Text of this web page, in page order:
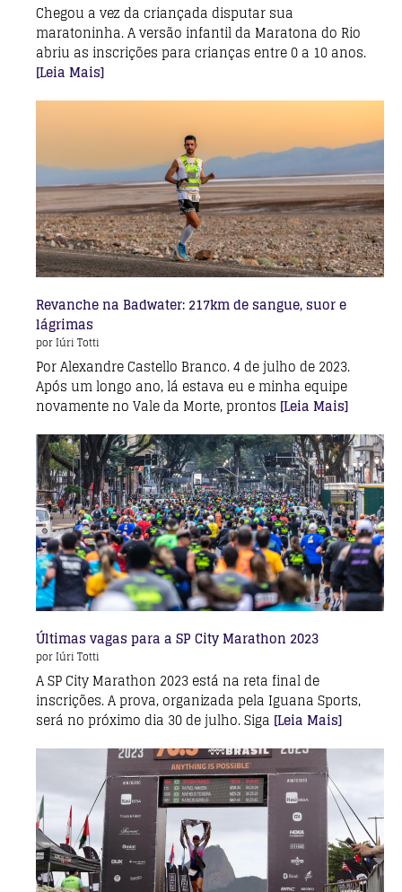
Chegou a vez da criançada disputar sua
maratoninha. A versão infantil da Maratona do Rio
abriu as inscrições para crianças entre 0 a 10 anos.
[Leia Mais]
Revanche na Badwater: 217km de sangue, suor e
lágrimas
por Iúri Totti
Por Alexandre Castello Branco. 4 de julho de 2023.
Após um longo ano, lá estava eu e minha equipe
novamente no Vale da Morte, prontos [Leia Mais]
Últimas vagas para a SP City Marathon 2023
por Iúri Totti
A SP City Marathon 2023 está na reta final de
inscrições. A prova, organizada pela Iguana Sports,
será no próximo dia 30 de julho. Siga [Leia Mais]